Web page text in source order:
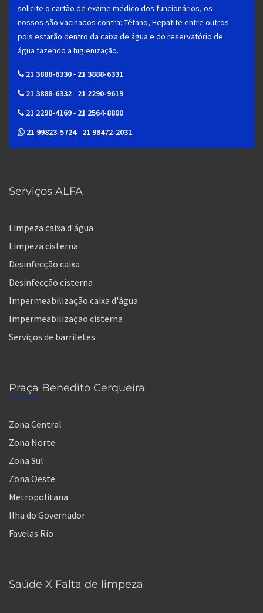
solicite o cartão de exame médico dos funcionários, os
nossos são vacinados contra: Tétano, Hepatite entre outros
pois estarão dentro da caixa de água e do reservatório de
água fazendo a higienização.
21 3888-6330- 21 3888-6331
21 3888-6332- 21 2290-9619
21 2290-4169- 21 2564-8800
21 99823-5724- 21 98472-2031
Serviços ALFA
Limpeza caixa d'água
Limpeza cisterna
Desinfecção caixa
Desinfecção cisterna
Impermeabilização caixa d'água
Impermeabilização cisterna
Serviços de barriletes
Praça Benedito Cerqueira
Zona Central
Zona Norte
Zona Sul
Zona Oeste
Metropolitana
Ilha do Governador
Favelas Rio
Saúde X Falta de limpeza